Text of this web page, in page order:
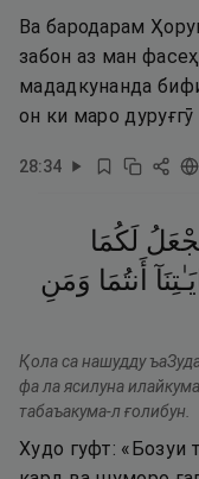
Ва бародарам
забон аз ман
мададкунанда
он ки маро
28:34
لَكُمَا
أَنتُمَا وَمَنِ
Қола са нашудду
фа ла ясилуна
табаъакума-л ғолибун.
Худо гуфт: «Бозуи